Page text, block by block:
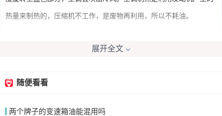
热量来制热的，压缩机不工作，是废物再利用，所以不耗油。
展开全文
随便看看
两个牌子的变速箱油能混用吗